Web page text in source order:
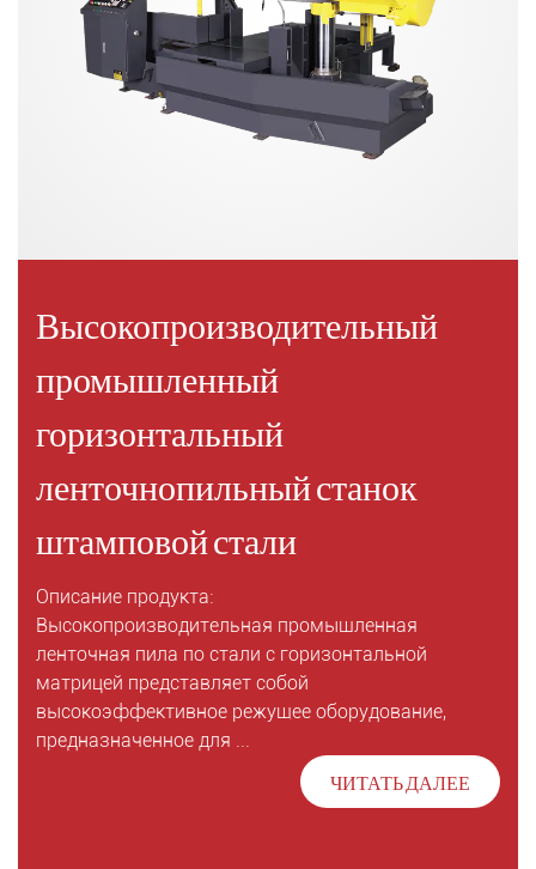
Высокопроизводительный
промышленный
горизонтальный
ленточнопильный станок
штамповой стали
Описание продукта:
Высокопроизводительная промышленная
ленточная пила по стали с горизонтальной
матрицей представляет собой
высокоэффективное режущее оборудование,
предназначенное для ...
ЧИТАТЬ ДАЛЕЕ